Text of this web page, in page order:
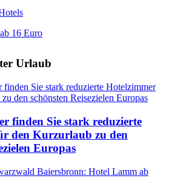
16 Euro
Urlaub
finden Sie stark reduzierte
den Kurzurlaub zu den
Europas